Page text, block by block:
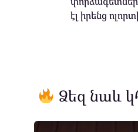
էլ իրենց
Ձեզ նաև